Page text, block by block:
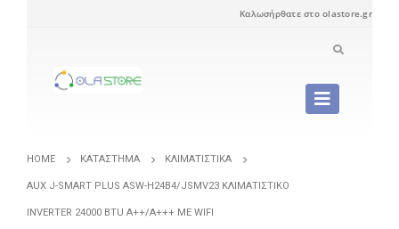
Καλωσήρθατε στο olastore.gr
HOME ΚΑΤΆΣΤΗΜΑ ΚΛΙΜΑΤΙΣΤΙΚΆ
AUX J-SMART PLUS ASW-H24B4/JSMV23 ΚΛΙΜΑΤΙΣΤΙΚΌ
INVERTER 24000 BTU A++/A+++ ΜΕ WIFI